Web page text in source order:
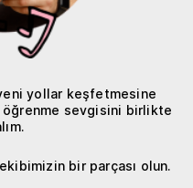
yollar keşfetmesine
öğrenme sevgisini birlikte
bir parçası olun.